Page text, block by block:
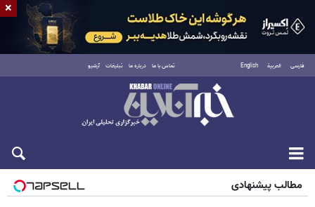
فارسی العربية English تماس با ما درباره ما تبلیغات آرشیو
شنبه ۱۷ مرداد ۱۴۰۵
مطالب پیشنهادی
×